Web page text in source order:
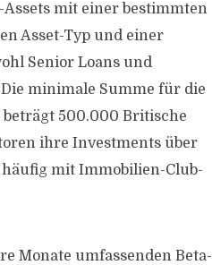
mit einer bestimmten
Asset-Typ und einer
Senior Loans und
minimale Summe für die
500.000 Britische
ihre Investments über
mit Immobilien-Club-
Monate umfassenden Beta-